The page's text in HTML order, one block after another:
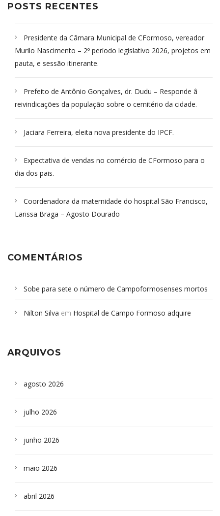
POSTS RECENTES
Presidente da Câmara Municipal de CFormoso, vereador
Murilo Nascimento – 2º período legislativo 2026, projetos em
pauta, e sessão itinerante.
Prefeito de Antônio Gonçalves, dr. Dudu – Responde â
reivindicações da população sobre o cemitério da cidade.
Jaciara Ferreira, eleita nova presidente do IPCF.
Expectativa de vendas no comércio de CFormoso para o
dia dos pais.
Coordenadora da maternidade do hospital São Francisco,
Larissa Braga – Agosto Dourado
COMENTÁRIOS
Sobe para sete o número de Campoformosenses mortos
Campoformosenses que morreram em desabamentos são
Nilton Silva em Hospital de Campo Formoso adquire
ARQUIVOS
agosto 2026
julho 2026
junho 2026
maio 2026
abril 2026